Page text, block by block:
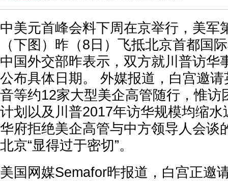
中美元首峰会料下周在京举行，美军
（下图）昨（8日）飞抵北京首都国
中国外交部昨表示，双方就川普访华
公布具体日期。 外媒报道，白宫邀
音等约12家大型美企高管随行，惟访
计划以及川普2017年访华规模均缩
华府拒绝美企高管与中方领导人会谈
北京“显得过于密切”。
美国网媒Semafor昨报道，白宫正邀